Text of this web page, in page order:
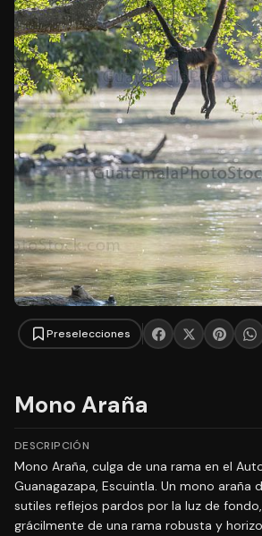
Preselecciones
Mono Araña
DESCRIPCIÓN
Mono Araña, culga de una rama en el
Guanagazapa, Escuintla. Un mono araña
sutiles reflejos pardos por la luz de
grácilmente de una rama robusta y